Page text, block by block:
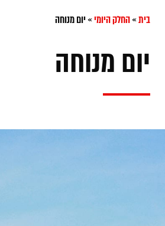
בית»החלק היומי»יום מנוחה
יום מנוחה